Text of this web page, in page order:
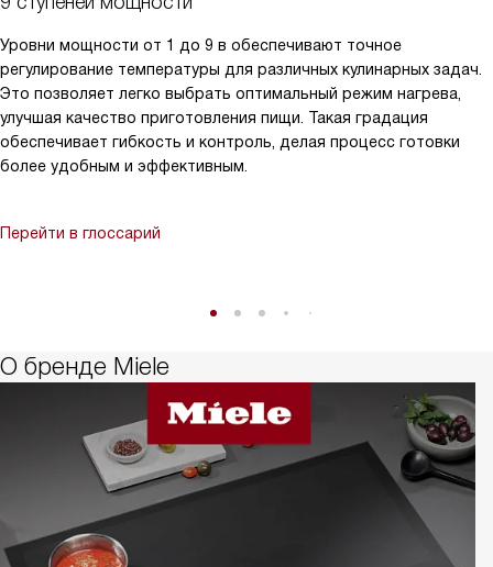
Уровни мощности от 1 до 9 в обеспечивают точное
регулирование температуры для различных кулинарных задач.
Это позволяет легко выбрать оптимальный режим нагрева,
улучшая качество приготовления пищи. Такая градация
обеспечивает гибкость и контроль, делая процесс готовки
более удобным и эффективным.
Перейти в глоссарий
О бренде Miele